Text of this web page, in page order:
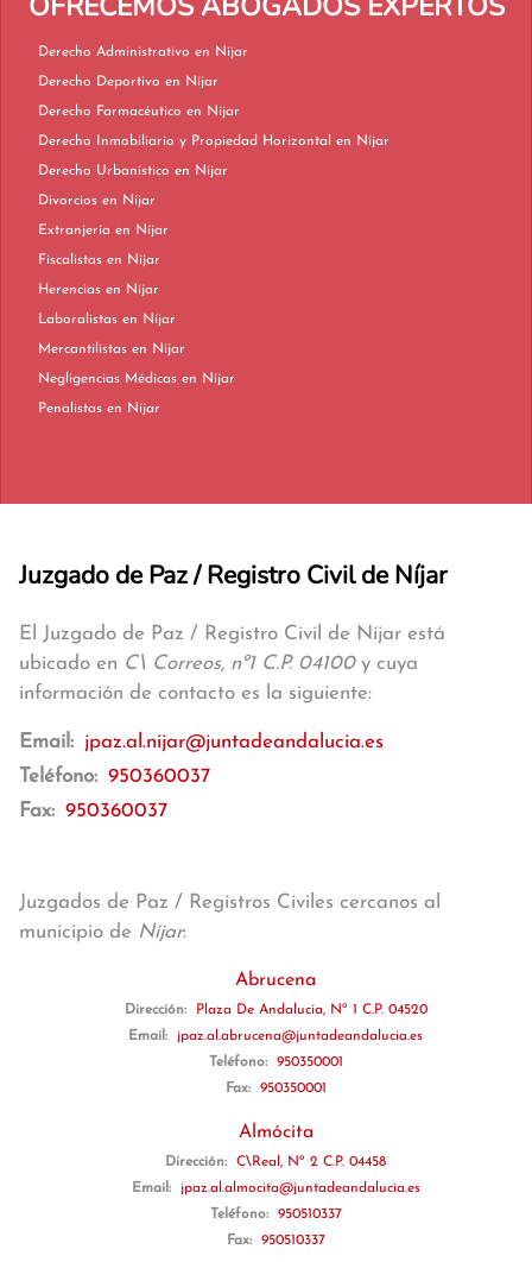
Derecho Administrativo en Níjar
Derecho Deportivo en Níjar
Derecho Farmacéutico en Níjar
Derecho Inmobiliario y Propiedad Horizontal en Níjar
Derecho Urbanístico en Níjar
Divorcios en Níjar
Extranjería en Níjar
Fiscalistas en Níjar
Herencias en Níjar
Laboralistas en Níjar
Mercantilistas en Níjar
Negligencias Médicas en Níjar
Penalistas en Níjar
Juzgado de Paz / Registro Civil de Níjar
El Juzgado de Paz / Registro Civil de Níjar está
ubicado en C\ Correos, nº1 C.P. 04100y cuya
información de contacto es la siguiente:
Email: jpaz.al.nijar@juntadeandalucia.es
Teléfono: 950360037
Fax: 950360037
Juzgados de Paz / Registros Civiles cercanos al
municipio de Níjar:
Abrucena
Dirección:
Plaza De Andalucía, Nº 1 C.P. 04520
Email:
jpaz.al.abrucena@juntadeandalucia.es
Teléfono:
950350001
Fax:
950350001
Almócita
Dirección:
C\Real, Nº 2 C.P. 04458
Email:
jpaz.al.almocita@juntadeandalucia.es
Teléfono:
950510337
Fax:
950510337